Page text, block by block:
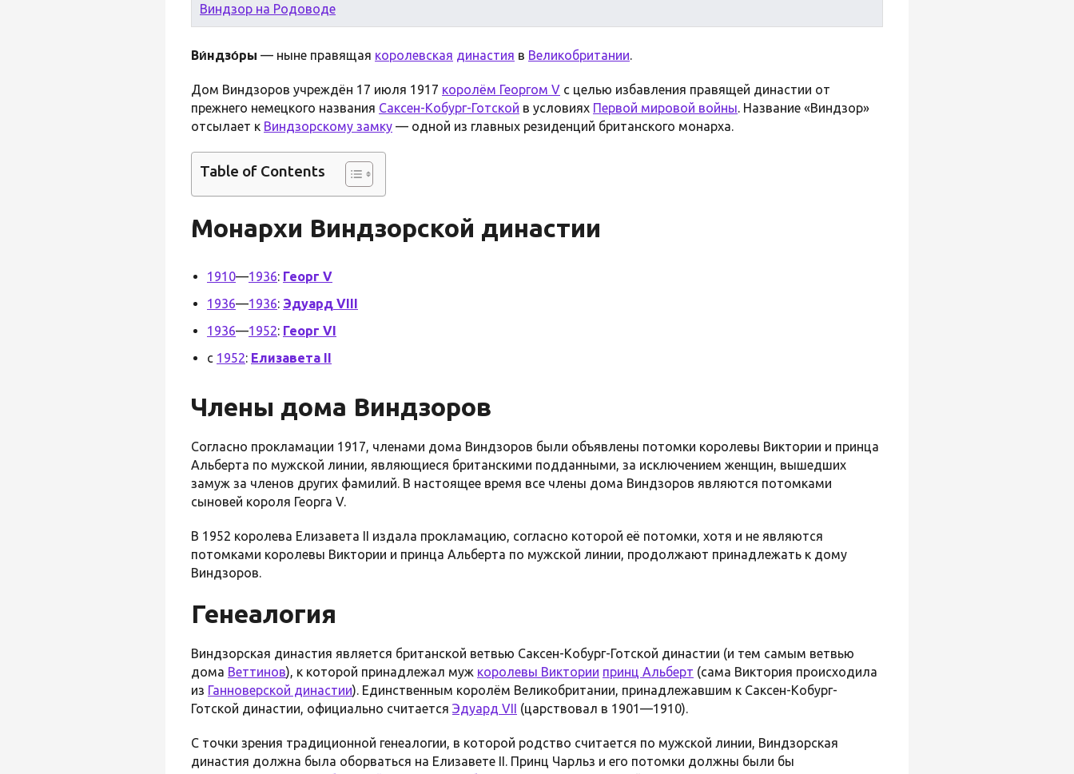
Виндзор на Родоводе
Ви́ндзо́ры — ныне правящая королевская династия в Великобритании.
Дом Виндзоров учреждён 17 июля 1917 королём Георгом V с целью избавления правящей династии от
прежнего немецкого названия Саксен-Кобург-Готской в условиях Первой мировой войны. Название «Виндзор»
отсылает к Виндзорскому замку — одной из главных резиденций британского монарха.
Table of Contents
Монархи Виндзорской династии
1910—1936: Георг V
1936—1936: Эдуард VIII
1936—1952: Георг VI
с 1952: Елизавета II
Члены дома Виндзоров
Согласно прокламации 1917, членами дома Виндзоров были объявлены потомки королевы Виктории и принца
Альберта по мужской линии, являющиеся британскими подданными, за исключением женщин, вышедших
замуж за членов других фамилий. В настоящее время все члены дома Виндзоров являются потомками
сыновей короля Георга V.
В 1952 королева Елизавета II издала прокламацию, согласно которой её потомки, хотя и не являются
потомками королевы Виктории и принца Альберта по мужской линии, продолжают принадлежать к дому
Виндзоров.
Генеалогия
Виндзорская династия является британской ветвью Саксен-Кобург-Готской династии (и тем самым ветвью
дома Веттинов), к которой принадлежал муж королевы Виктории принц Альберт (сама Виктория происходила
из Ганноверской династии). Единственным королём Великобритании, принадлежавшим к Саксен-Кобург-
Готской династии, официально считается Эдуард VII (царствовал в 1901—1910).
С точки зрения традиционной генеалогии, в которой родство считается по мужской линии, Виндзорская
династия должна была оборваться на Елизавете II. Принц Чарльз и его потомки должны были бы